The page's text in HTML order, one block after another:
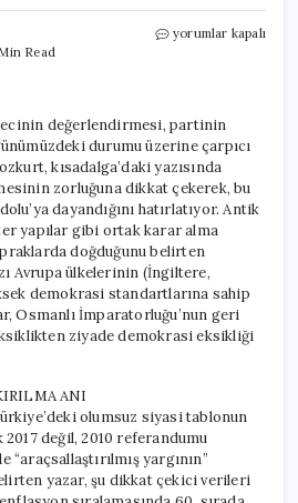
Read
AK
Cumhurbaşkanlığına
Güven
Oranı
Yüzde
75’ten
Yüzde
15’e
Düşmüş
için
yorumlar kapalı
değerlendirmesi, partinin
durumu üzerine çarpıcı
kısadalga’daki yazısında
zorluğuna dikkat çekerek, bu
dayandığını hatırlatıyor. Antik
yapılar gibi ortak karar alma
doğduğunu belirten
Avrupa ülkelerinin (İngiltere,
demokrasi standartlarına sahip
Osmanlı İmparatorluğu’nun geri
ziyade demokrasi eksikliği
ANI
olumsuz siyasi tablonun
2017 değil, 2010 referandumu
yargının”
yazar, şu dikkat çekici verileri